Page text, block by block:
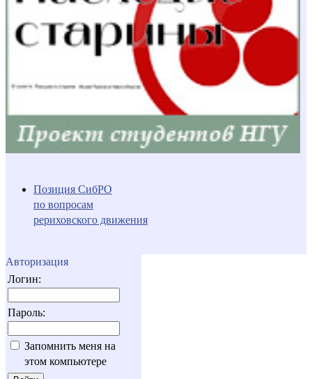
Позиция СибРО
по вопросам
рериховского движения
Авторизация
Логин:
Пароль:
Запомнить меня на
этом компьютере